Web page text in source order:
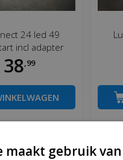
24 led 49
incl adapter
38 99
maakt gebruik